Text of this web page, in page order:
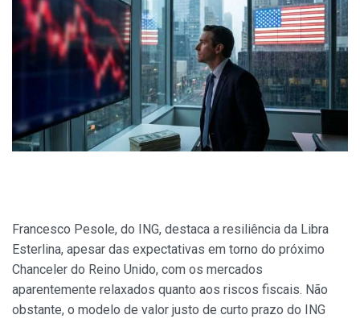
Francesco Pesole, do ING, destaca a resiliência da Libra
Esterlina, apesar das expectativas em torno do próximo
Chanceler do Reino Unido, com os mercados
aparentemente relaxados quanto aos riscos fiscais. Não
obstante, o modelo de valor justo de curto prazo do ING